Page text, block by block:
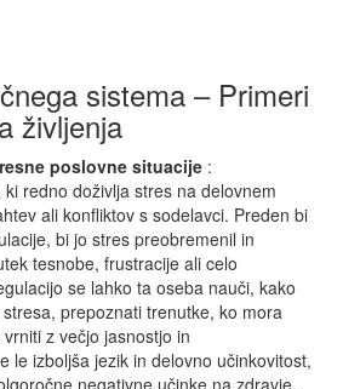
sistema – Primeri
življenja
poslovne situacije :
redno doživlja stres na delovnem
ali konfliktov s sodelavci. Preden bi
bi jo stres preobremenil in
tesnobe, frustracije ali celo
se lahko ta oseba nauči, kako
prepoznati trenutke, ko mora
z večjo jasnostjo in
le izboljša jezik in delovno učinkovitost,
negativne učinke na zdravje,